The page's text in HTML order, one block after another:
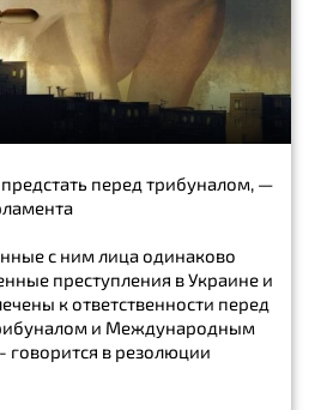
перед трибуналом, —
с ним лица одинаково
преступления в Украине и
к ответственности перед
и Международным
говорится в резолюции